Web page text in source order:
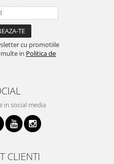
cu promotiile
in Politica de
in social media
CLIENTI